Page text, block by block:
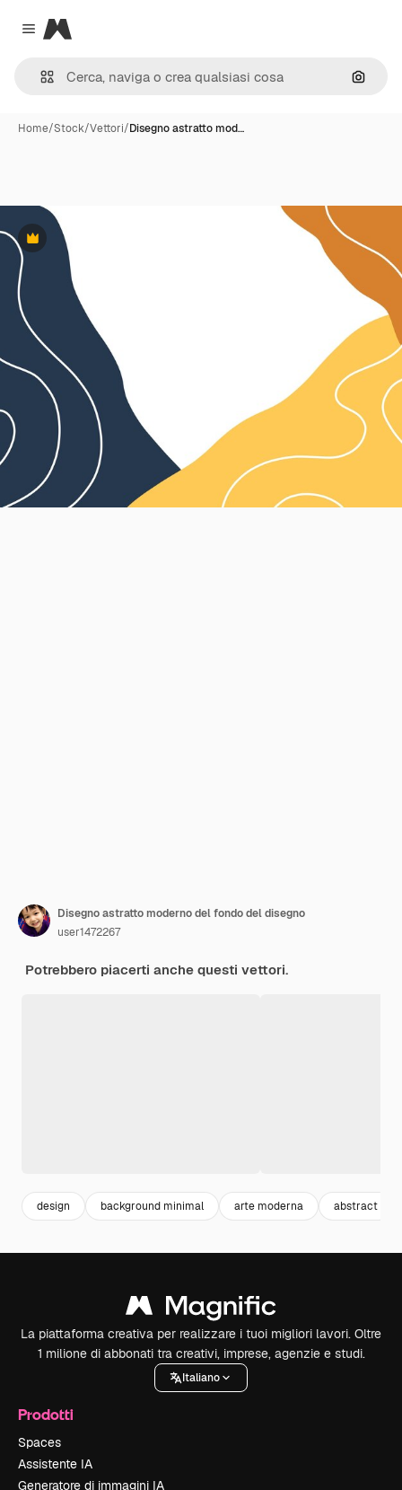
Close menu
Magnific
Cerca
Home/Stock/Vettori/Disegno astratto mod…
Premium
Disegno astratto moderno del fondo del disegno
user1472267
Potrebbero piacerti anche questi vettori.
design background minimal arte moderna abstract
La piattaforma creativa per realizzare i tuoi migliori lavori. Oltre
1 milione di abbonati tra creativi, imprese, agenzie e studi.
Italiano
Prodotti
Spaces
Assistente IA
Generatore di immagini IA